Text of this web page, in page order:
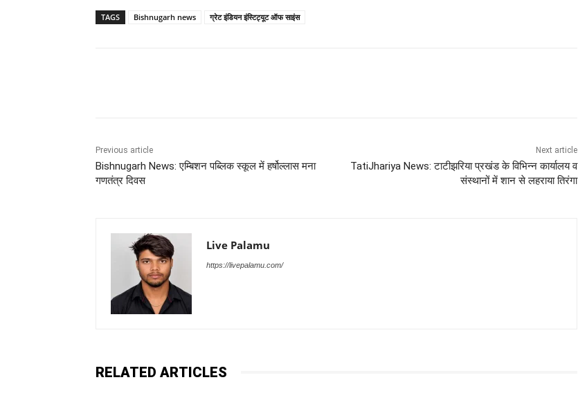
TAGS Bishnugarh news ग्रेट इंडियन इंस्टिट्यूट ऑफ साइंस
Previous article
Bishnugarh News: एम्बिशन पब्लिक स्कूल में हर्षोल्लास मना
गणतंत्र दिवस
Next article
TatiJhariya News: टाटीझरिया प्रखंड के विभिन्न कार्यालय व
संस्थानों में शान से लहराया तिरंगा
Live Palamu
https://livepalamu.com/
RELATED ARTICLES